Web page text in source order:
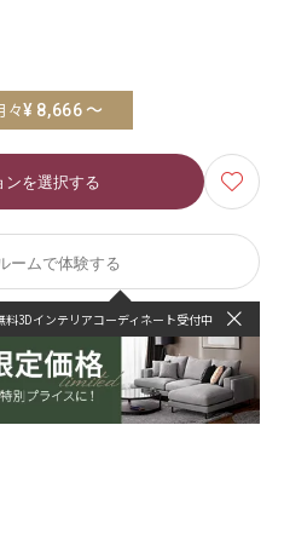
々¥ 8,666～
ンを選択する
ームで体験する
料3Dインテリアコーディネート受付中